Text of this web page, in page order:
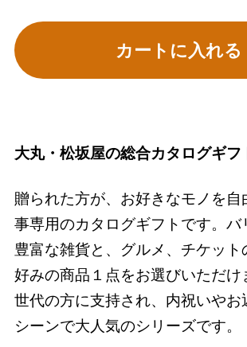
カートに入れる
大丸・松坂屋の総合カタログギフ
贈られた方が、お好きなモノを自
事専用のカタログギフトです。バ
豊富な雑貨と、グルメ、チケット
好みの商品１点をお選びいただけ
世代の方に支持され、内祝いやお
シーンで大人気のシリーズです。